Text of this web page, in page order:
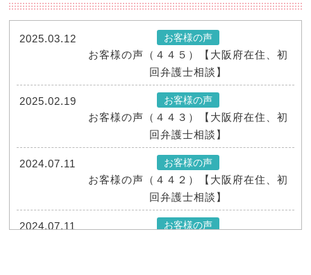
2025.03.12 お客様の声
お客様の声（４４５）【大阪府在住、初
回弁護士相談】
2025.02.19 お客様の声
お客様の声（４４３）【大阪府在住、初
回弁護士相談】
2024.07.11 お客様の声
お客様の声（４４２）【大阪府在住、初
回弁護士相談】
2024.07.11 お客様の声